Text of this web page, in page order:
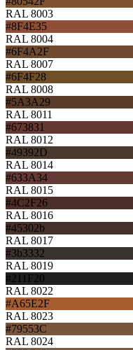
RAL 8003
#8F4E35
RAL 8004
#6F4A2F
RAL 8007
#6F4F28
RAL 8008
#5A3A29
RAL 8011
#673831
RAL 8012
#49392D
RAL 8014
#633A34
RAL 8015
#4C2F26
RAL 8016
#45302b
RAL 8017
#3b3332
RAL 8019
#211F20
RAL 8022
#A65E2F
RAL 8023
#79553C
RAL 8024